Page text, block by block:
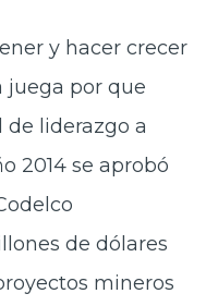
y hacer crecer
juega por que
liderazgo a
2014 se aprobó
de dólares
mineros